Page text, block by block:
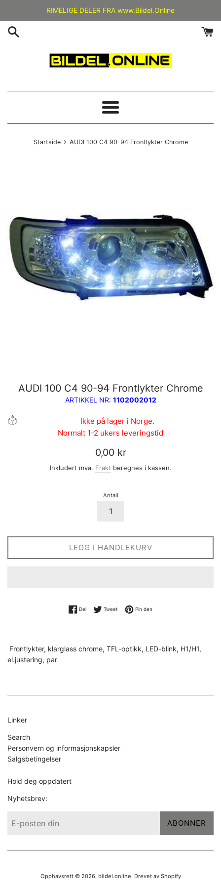
innholdet
RIMELIGE DELER FRA www.Bildel.Online
Meny
Startside › AUDI 100 C4 90-94 Frontlykter Chrome
AUDI 100 C4 90-94 Frontlykter Chrome
ARTIKKEL NR: 1102002012
Ikke på lager i Norge.
Normalt 1-2 ukers leveringstid
Vanlig
pris
0,00 kr
Inkludert mva. Frakt beregnes i kassen.
Antall
LEGG I HANDLEKURV
DelDel på Facebook
Tweet Tweet på Twitter
Pin den
Frontlykter, klarglass chrome, TFL-optikk, LED-blink, H1/H1,
el.justering, par
Linker
Search
Personvern og informasjonskapsler
Salgsbetingelser
Hold deg oppdatert
Nyhetsbrev:
ABONNER
Opphavsrett © 2026, bildel.online. Drevet av Shopify